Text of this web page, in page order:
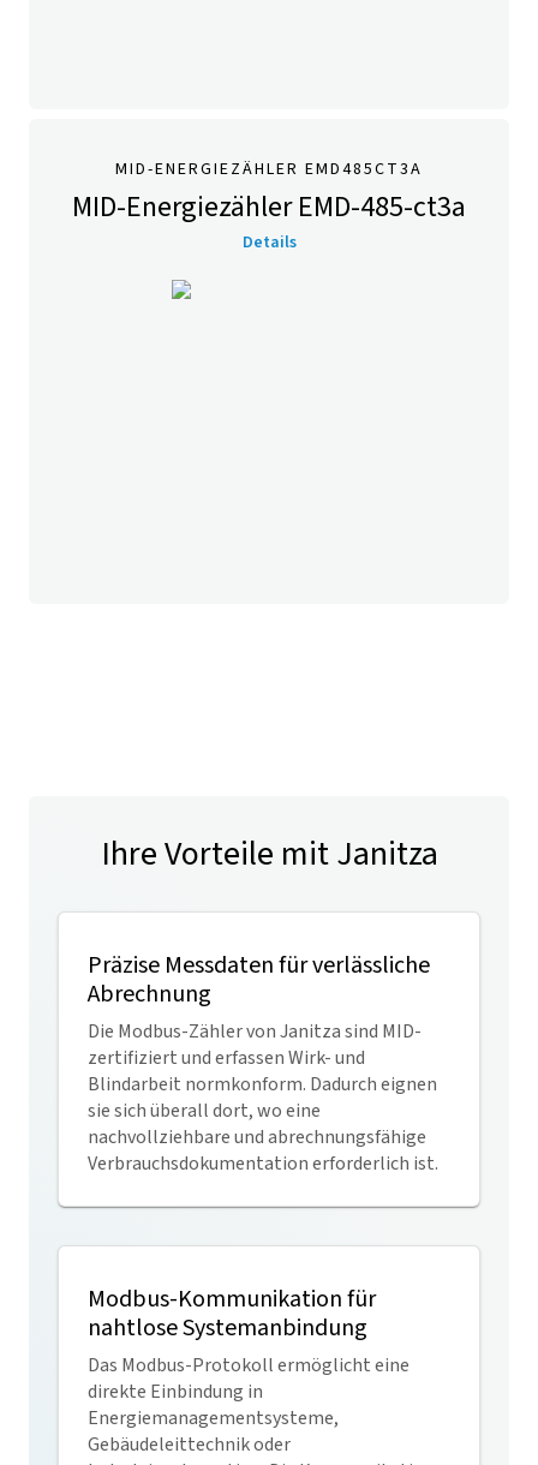
MID-ENERGIEZÄHLER EMD485CT3A
MID-Energiezähler EMD-485-ct3a
Details
Ihre Vorteile mit Janitza
Präzise Messdaten für verlässliche
Abrechnung
Die Modbus-Zähler von Janitza sind MID-
zertifiziert und erfassen Wirk- und
Blindarbeit normkonform. Dadurch eignen
sie sich überall dort, wo eine
nachvollziehbare und abrechnungsfähige
Verbrauchsdokumentation erforderlich ist.
Modbus-Kommunikation für
nahtlose Systemanbindung
Das Modbus-Protokoll ermöglicht eine
direkte Einbindung in
Energiemanagementsysteme,
Gebäudeleittechnik oder